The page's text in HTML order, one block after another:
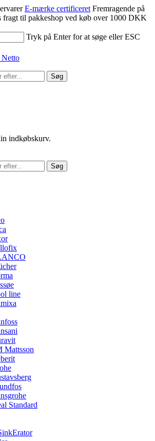
E-mærke certificeret Fremragende på
fragt til pakkeshop ved køb over 1000 DKK
Tryk på Enter for at søge eller ESC
Søg
indkøbskurv.
Søg
line
Mattsson
Standard